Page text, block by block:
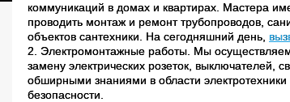
коммуникаций в домах и квартирах. Мастера
проводить монтаж и ремонт трубопроводов,
объектов сантехники. На сегодняшний день,
2. Электромонтажные работы. Мы
замену электрических розеток, выключателей,
обширными знаниями в области
безопасности.